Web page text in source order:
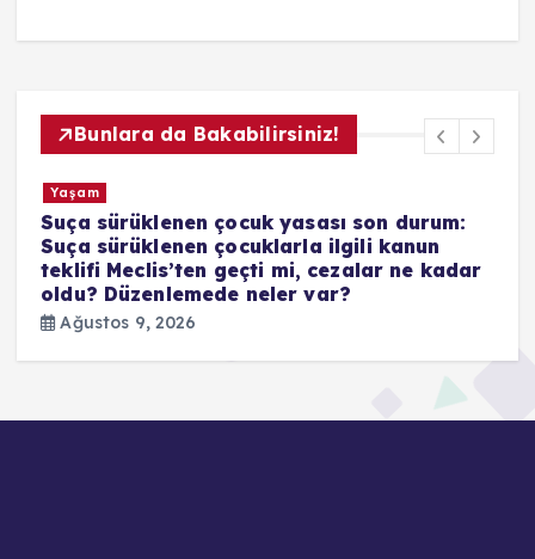
Bunlara da Bakabilirsiniz!
Yaşam
Kademeli emeklilik çıkacak mı, düzenleme
kimleri kapsayacak 1999 sonrası
sigortalılar için yaş ve prim şartı değişecek
mi? İşte masadaki formül
Ağustos 9, 2026